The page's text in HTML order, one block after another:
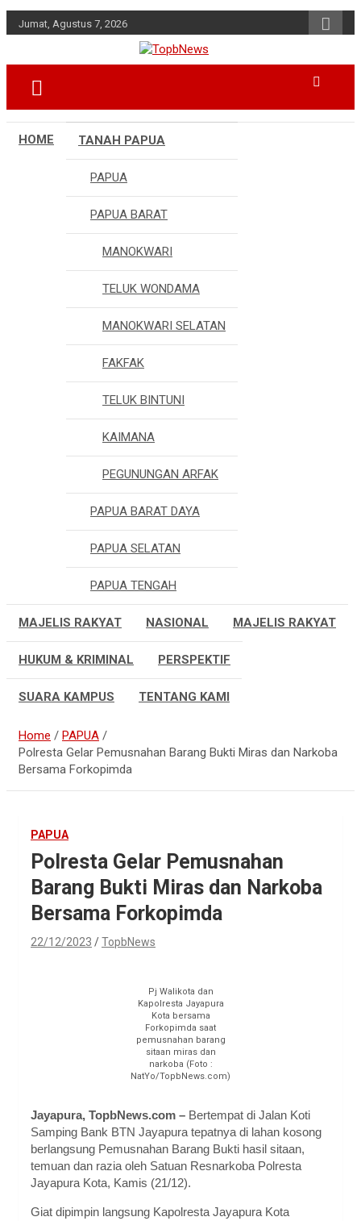
Skip
to
Jumat, Agustus 7, 2026
HOME TANAH PAPUA
PAPUA
PAPUA BARAT
MANOKWARI
TELUK WONDAMA
MANOKWARI SELATAN
FAKFAK
TELUK BINTUNI
KAIMANA
PEGUNUNGAN ARFAK
PAPUA BARAT DAYA
PAPUA SELATAN
PAPUA TENGAH
MAJELIS RAKYAT NASIONAL MAJELIS RAKYAT
HUKUM & KRIMINAL PERSPEKTIF
SUARA KAMPUS TENTANG KAMI
Home
PAPUA
Polresta Gelar Pemusnahan Barang Bukti Miras dan Narkoba
Bersama Forkopimda
PAPUA
Polresta Gelar Pemusnahan
Barang Bukti Miras dan Narkoba
Bersama Forkopimda
22/12/2023 TopbNews
Pj Walikota dan
Kapolresta Jayapura
Kota bersama
Forkopimda saat
pemusnahan barang
sitaan miras dan
narkoba (Foto :
NatYo/TopbNews.com)
Jayapura, TopbNews.com – Bertempat di Jalan Koti
Samping Bank BTN Jayapura tepatnya di lahan kosong
berlangsung Pemusnahan Barang Bukti hasil sitaan,
temuan dan razia oleh Satuan Resnarkoba Polresta
Jayapura Kota, Kamis (21/12).
Giat dipimpin langsung Kapolresta Jayapura Kota